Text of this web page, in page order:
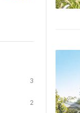
3
2